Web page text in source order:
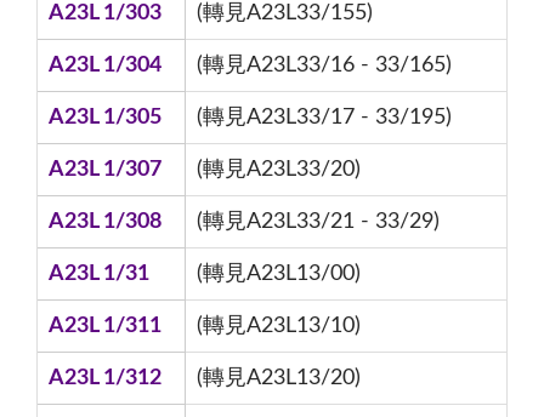
A23L 1/303 (轉見A23L33/155)
A23L 1/304 (轉見A23L33/16 - 33/165)
A23L 1/305 (轉見A23L33/17 - 33/195)
A23L 1/307 (轉見A23L33/20)
A23L 1/308 (轉見A23L33/21 - 33/29)
A23L 1/31 (轉見A23L13/00)
A23L 1/311 (轉見A23L13/10)
A23L 1/312 (轉見A23L13/20)